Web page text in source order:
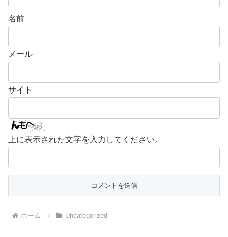
名前
メール
サイト
上に表示された文字を入力してください。
ホーム Uncategorized